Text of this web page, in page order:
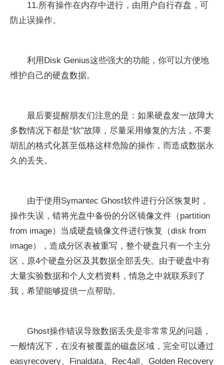
11.所有操作在内存中进行，由用户自行存盘，可
防止误操作。
利用Disk Genius这些强大的功能，你可以方便地
维护自己的硬盘数据。
最后要提醒朋友们注意的是：如果硬盘发一故障大
多数情况下都是“软”故障，尽量采用修复的方法，不要
胡乱的格式化甚至低格这样危险的操作，而造成数据永
久的丢失。
由于使用Symantec Ghost软件进行分区恢复时，
操作失误，错将光盘中备份的分区镜像文件（partition
from image）当成硬盘镜像文件进行恢复（disk from
image），造成分区表被重写，整个硬盘只有一个主分
区，原4个硬盘分区及其数据全部丢失。由于硬盘中有
大量实验数据和个人文档资料，情急之中就联系到了
我，希望能够提供一点帮助。
Ghost操作错误导致数据丢失是非常常见的问题，
一般情况下，在没有被覆盖的磁盘区域，完全可以通过
easyrecovery、Finaldata、Rec4all、Golden Recovery